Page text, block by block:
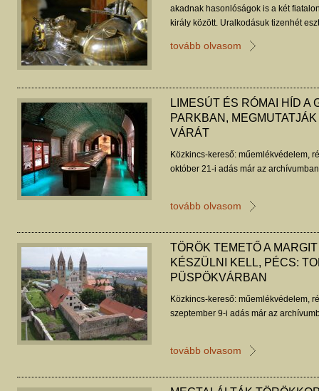
akadnak hasonlóságok is a két
király között. Uralkodásuk tizenhét
polgárháború, illetve a török elleni
tovább olvasom
LIMESÚT ÉS RÓMAI HÍD A
PARKBAN,
VÁRÁT
Közkincs-kereső: műemlékvédelem,
október 21-i adás már az
tovább olvasom
TÖRÖK TEMETŐ A
KÉSZÜLNI KELL, PÉCS:
PÜSPÖKVÁRBAN
Közkincs-kereső: műemlékvédelem,
szeptember 9-i adás már az
tovább olvasom